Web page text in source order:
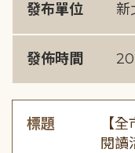
發布單位 新
發佈時間
標題
【
閱讀